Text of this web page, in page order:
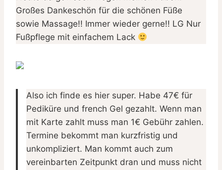
Großes Dankeschön für die schönen Füße
sowie Massage!! Immer wieder gerne!! LG Nur
Fußpflege mit einfachem Lack
Also ich finde es hier super. Habe 47€ für
Pediküre und french Gel gezahlt. Wenn man
mit Karte zahlt muss man 1€ Gebühr zahlen.
Termine bekommt man kurzfristig und
unkompliziert. Man kommt auch zum
vereinbarten Zeitpunkt dran und muss nicht